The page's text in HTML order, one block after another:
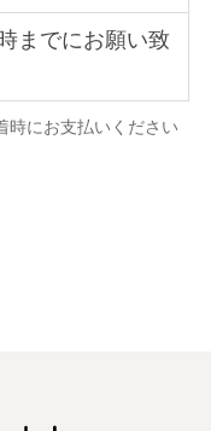
までにお願い致
時にお支払いください